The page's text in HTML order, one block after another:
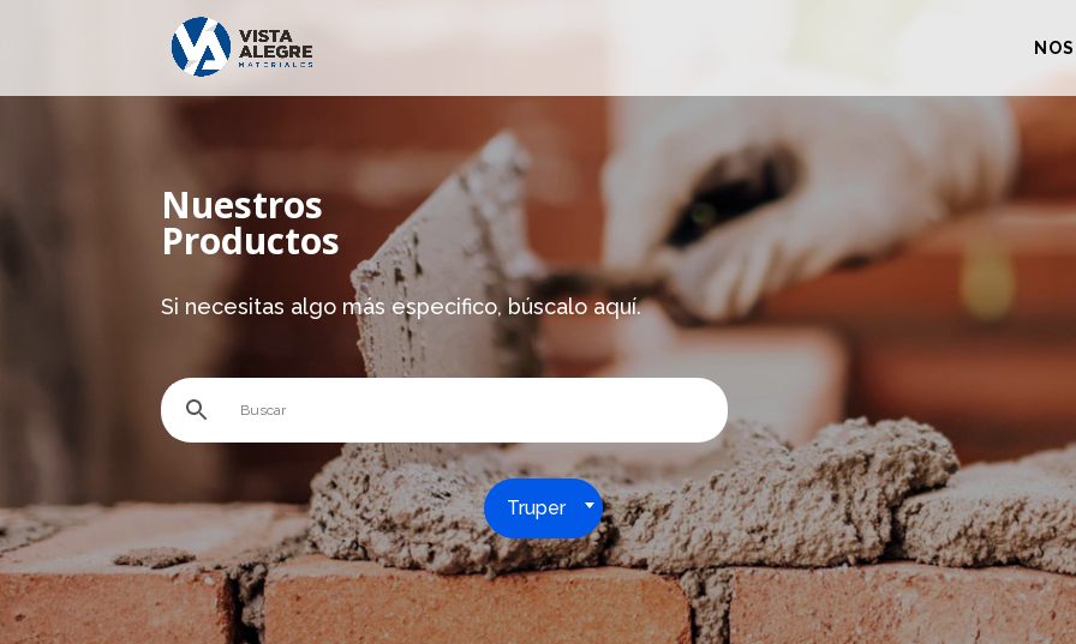
Nuestros
Productos
Si necesitas algo más especifico, búscalo aquí.
Truper